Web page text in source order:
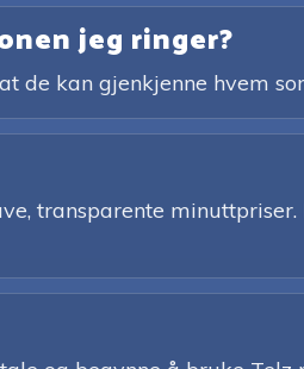
jeg ringer?
de kan gjenkjenne hvem
transparente